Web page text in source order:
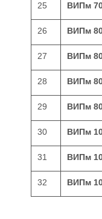
25 ВИПм
26 ВИПм
27 ВИПм
28 ВИПм
29 ВИПм
30 ВИПм
31 ВИПм
32 ВИПм